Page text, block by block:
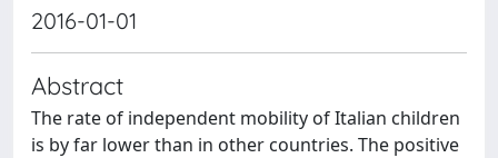
2016-01-01
Abstract
The rate of independent mobility of Italian children
is by far lower than in other countries. The positive